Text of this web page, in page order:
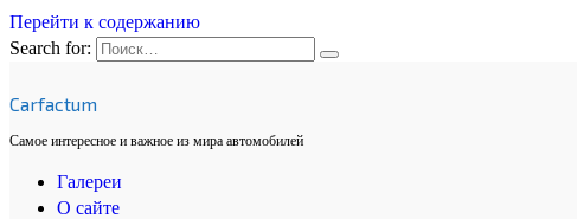
Перейти к содержанию
Search for:
Carfactum
Самое интересное и важное из мира автомобилей
Галереи
О сайте